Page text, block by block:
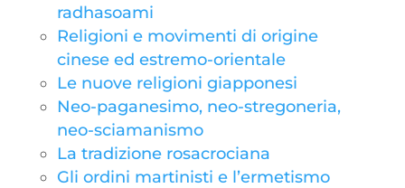
radhasoami
Religioni e movimenti di origine
cinese ed estremo-orientale
Le nuove religioni giapponesi
Neo-paganesimo, neo-stregoneria,
neo-sciamanismo
La tradizione rosacrociana
Gli ordini martinisti e l’ermetismo